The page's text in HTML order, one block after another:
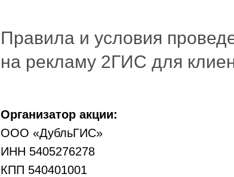
Правила и условия
на рекламу 2ГИС для
Организатор акции:
ООО «ДубльГИС»
ИНН 5405276278
КПП 540401001